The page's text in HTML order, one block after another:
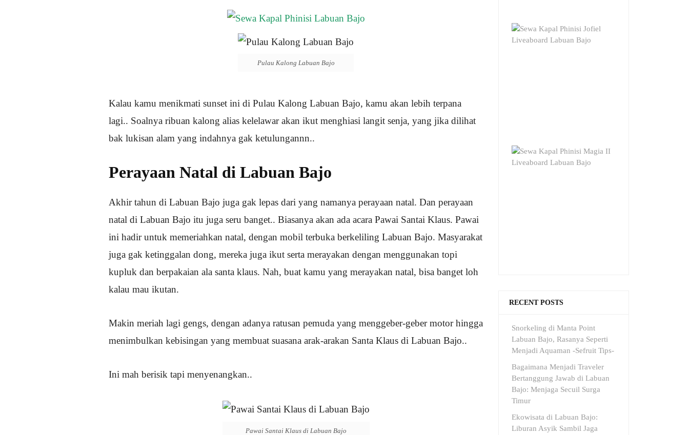
Pulau Kalong Labuan Bajo
Kalau kamu menikmati sunset ini di Pulau Kalong Labuan Bajo, kamu akan lebih terpana
lagi.. Soalnya ribuan kalong alias kelelawar akan ikut menghiasi langit senja, yang jika dilihat
bak lukisan alam yang indahnya gak ketulungannn..
Perayaan Natal di Labuan Bajo
Akhir tahun di Labuan Bajo juga gak lepas dari yang namanya perayaan natal. Dan perayaan
natal di Labuan Bajo itu juga seru banget.. Biasanya akan ada acara Pawai Santai Klaus. Pawai
ini hadir untuk memeriahkan natal, dengan mobil terbuka berkeliling Labuan Bajo. Masyarakat
juga gak ketinggalan dong, mereka juga ikut serta merayakan dengan menggunakan topi
kupluk dan berpakaian ala santa klaus. Nah, buat kamu yang merayakan natal, bisa banget loh
kalau mau ikutan.
Makin meriah lagi gengs, dengan adanya ratusan pemuda yang menggeber-geber motor hingga
menimbulkan kebisingan yang membuat suasana arak-arakan Santa Klaus di Labuan Bajo..
Ini mah berisik tapi menyenangkan..
Pawai Santai Klaus di Labuan Bajo
RECENT POSTS
Snorkeling di Manta Point
Labuan Bajo, Rasanya Seperti
Menjadi Aquaman -Sefruit Tips-
Bagaimana Menjadi Traveler
Bertanggung Jawab di Labuan
Bajo: Menjaga Secuil Surga
Timur
Ekowisata di Labuan Bajo:
Liburan Asyik Sambil Jaga